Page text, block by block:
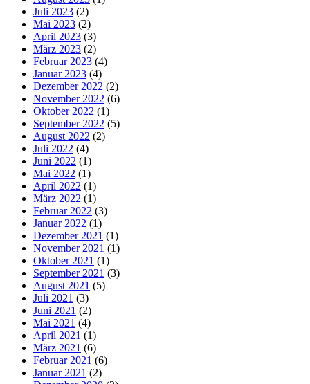
Juli 2023 (2)
Mai 2023 (2)
April 2023 (3)
März 2023 (2)
Februar 2023 (4)
Januar 2023 (4)
Dezember 2022 (2)
November 2022 (6)
Oktober 2022 (1)
September 2022 (5)
August 2022 (2)
Juli 2022 (4)
Juni 2022 (1)
Mai 2022 (1)
April 2022 (1)
März 2022 (1)
Februar 2022 (3)
Januar 2022 (1)
Dezember 2021 (1)
November 2021 (1)
Oktober 2021 (1)
September 2021 (3)
August 2021 (5)
Juli 2021 (3)
Juni 2021 (2)
Mai 2021 (4)
April 2021 (1)
März 2021 (6)
Februar 2021 (6)
Januar 2021 (2)